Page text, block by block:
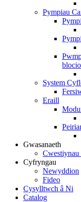
Pympiau
blocio
System
Eraill
Gwasanaeth
Cyfryngau
Newyddion
Fideo
Cysylltwch â Ni
Catalog